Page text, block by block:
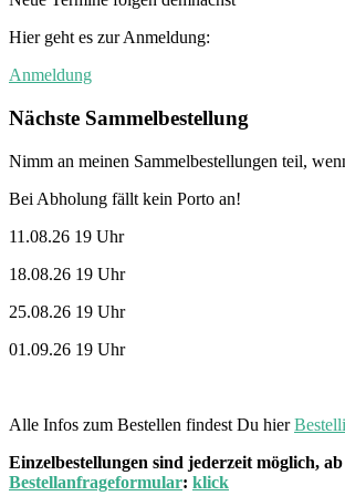
Hier geht es zur Anmeldung:
Anmeldung
Nächste Sammelbestellung
Nimm an meinen Sammelbestellungen teil,
Bei Abholung fällt kein Porto an!
11.08.26 19 Uhr
18.08.26 19 Uhr
25.08.26 19 Uhr
01.09.26 19 Uhr
Alle Infos zum Bestellen findest Du hier
Einzelbestellungen sind jederzeit möglich,
Bestellanfrageformular: klick